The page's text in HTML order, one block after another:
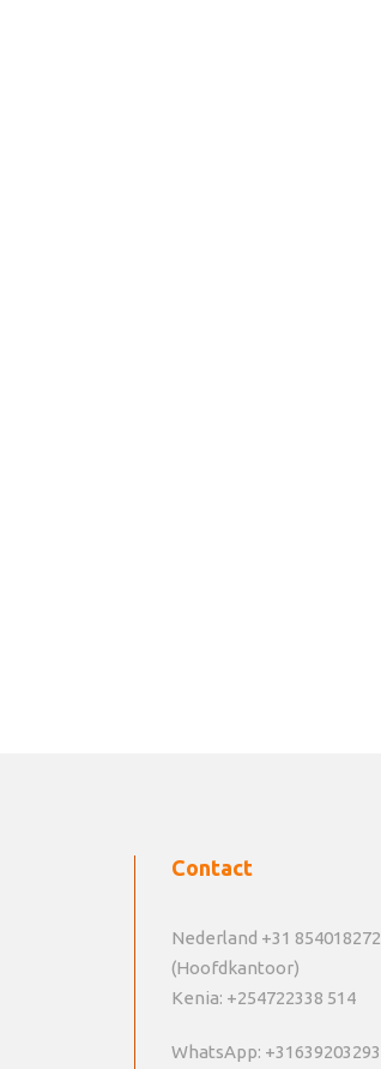
Contact
Nederland +31 854018272
(Hoofdkantoor)
Kenia: +254722338 514
WhatsApp: +31639203293